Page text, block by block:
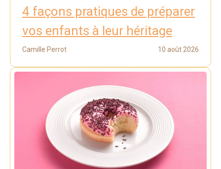
4 façons pratiques de préparer
vos enfants à leur héritage
Camille Perrot 10 août 2026